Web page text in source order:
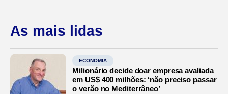
As mais lidas
ECONOMIA
Milionário decide doar empresa avaliada
em US$ 400 milhões: ‘não preciso passar
o verão no Mediterrâneo’